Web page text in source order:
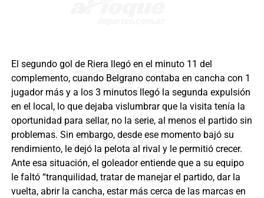
El segundo gol de Riera llegó en el minuto 11 del
complemento, cuando Belgrano contaba en cancha con 1
jugador más y a los 3 minutos llegó la segunda expulsión
en el local, lo que dejaba vislumbrar que la visita tenía la
oportunidad para sellar, no la serie, al menos el partido sin
problemas. Sin embargo, desde ese momento bajó su
rendimiento, le dejó la pelota al rival y le permitió crecer.
Ante esa situación, el goleador entiende que a su equipo
le faltó “tranquilidad, tratar de manejar el partido, dar la
vuelta, abrir la cancha, estar más cerca de las marcas en